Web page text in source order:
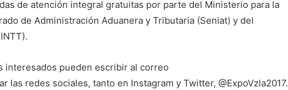
de atención integral gratuitas por parte del Ministerio para la
de Administración Aduanera y Tributaria (Seniat) y del
interesados pueden escribir al correo
las redes sociales, tanto en Instagram y Twitter, @ExpoVzla2017.